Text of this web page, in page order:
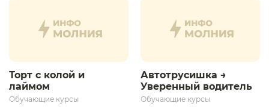
Торт с колой и
лаймом
Обучающие курсы
Автотрусишка →
Уверенный водитель​
Обучающие курсы